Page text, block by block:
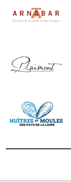
région et
que la nôtre (...)"
Le Paradis Perdu -
du Pays